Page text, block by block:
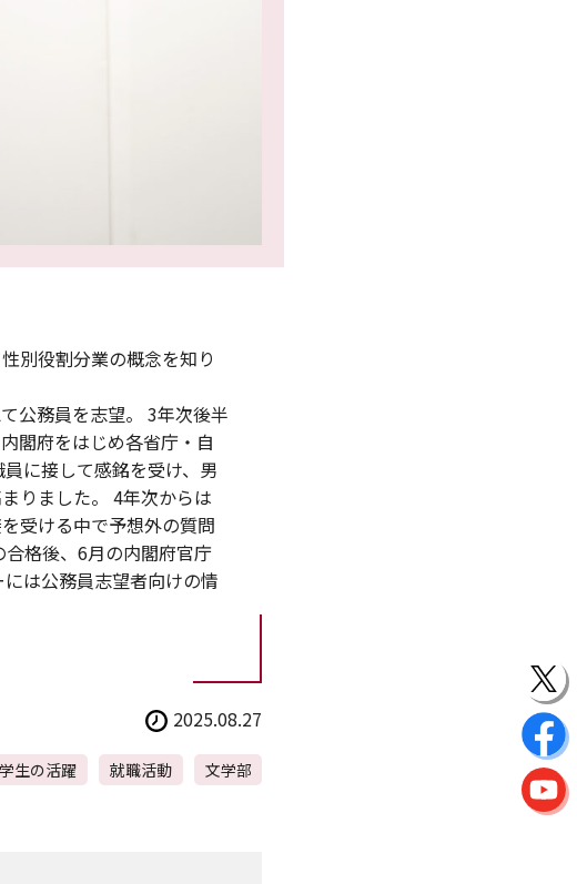
別役割分業の概念を知り
公務員を志望。 3年次後半
閣府をはじめ各省庁・自
に接して感銘を受け、男
りました。 4年次からは
受ける中で予想外の質問
格後、6月の内閣府官庁
は公務員志望者向けの情
2025.08.27
学生の活躍 就職活動 文学部